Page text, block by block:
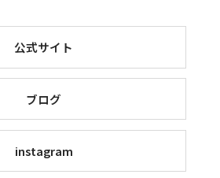
公式サイト
ブログ
instagram